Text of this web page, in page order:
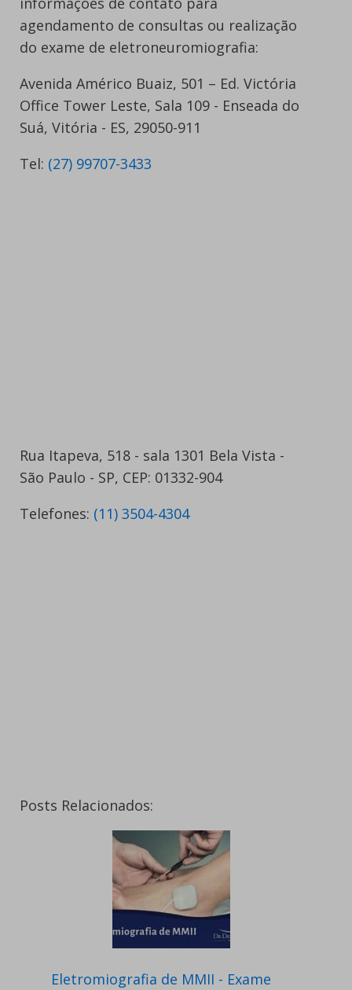
agendamento de consultas ou realização
do exame de eletroneuromiografia:
Avenida Américo Buaiz, 501 – Ed. Victória
Office Tower Leste, Sala 109 - Enseada do
Suá, Vitória - ES, 29050-911
Tel: (27) 99707-3433
Rua Itapeva, 518 - sala 1301 Bela Vista -
São Paulo - SP, CEP: 01332-904
Telefones: (11) 3504-4304
Posts Relacionados:
Eletromiografia de MMII - Exame